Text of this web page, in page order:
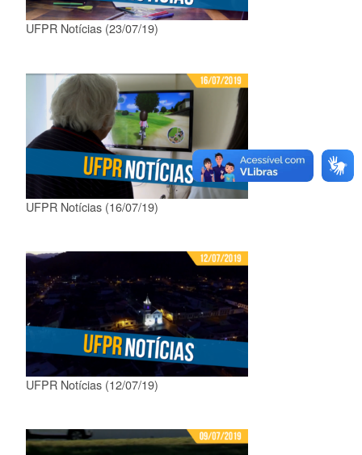
UFPR Notícias (23/07/19)
UFPR Notícias (16/07/19)
UFPR Notícias (12/07/19)